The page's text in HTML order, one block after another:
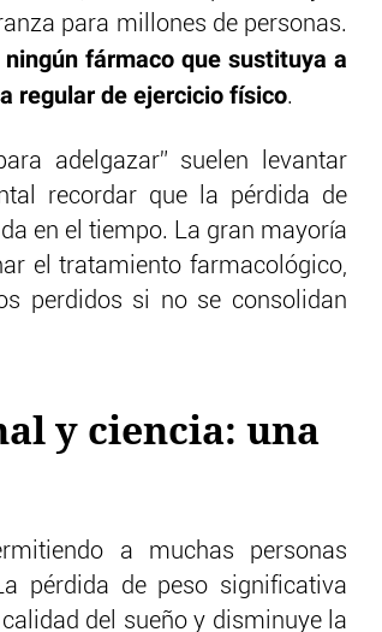
para millones de personas.
fármaco que sustituya a
regular de ejercicio físico.
adelgazar” suelen levantar
recordar que la pérdida de
en el tiempo. La gran mayoría
el tratamiento farmacológico,
perdidos si no se consolidan
y ciencia: una
a muchas personas
pérdida de peso significativa
del sueño y disminuye la